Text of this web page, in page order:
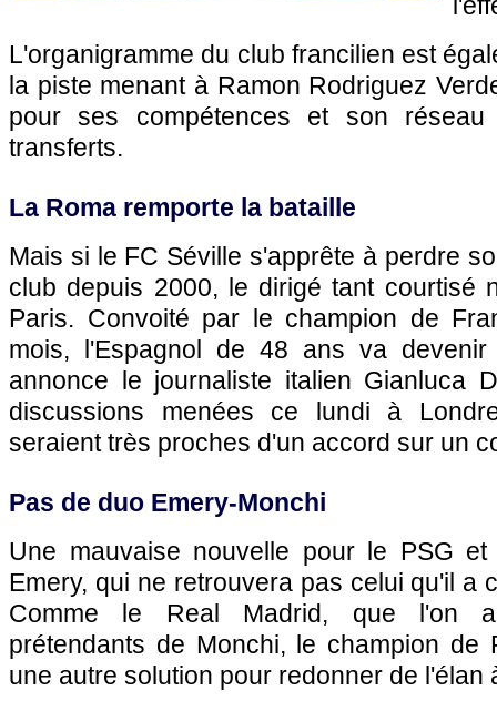
L'organigramme du club francilien est
la piste menant à Ramon Rodriguez
pour ses compétences et son
transferts.
La Roma remporte la bataille
Mais si le FC Séville s'apprête à perdre
club depuis 2000, le dirigé tant courtisé
Paris. Convoité par le champion de
mois, l'Espagnol de 48 ans va
annonce le journaliste italien Gianluca
discussions menées ce lundi à
seraient très proches d'un accord sur un
Pas de duo Emery-Monchi
Une mauvaise nouvelle pour le PSG
Emery, qui ne retrouvera pas celui qu'il a
Comme le Real Madrid, que l'on
prétendants de Monchi, le champion de
une autre solution pour redonner de l'élan